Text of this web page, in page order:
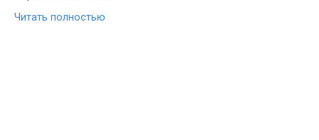
Читать полностью